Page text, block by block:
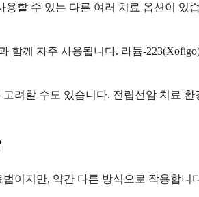
할 수 있는 다른 여러 치료 옵션이
함께 자주 사용됩니다. 라듐-
려할 수도 있습니다. 전립선암 치료
이지만, 약간 다른 방식으로 작용합